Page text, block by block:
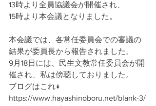
13時より全員協議会が開催され、
15時より本会議となりました。
本会議では、各常任委員会での審議の
結果が委員長から報告されました。
9月18日には、民生文教常任委員会が開
催され、私は傍聴しておりました。
ブログはこれ↓
https://www.hayashinoboru.net/blank-3/